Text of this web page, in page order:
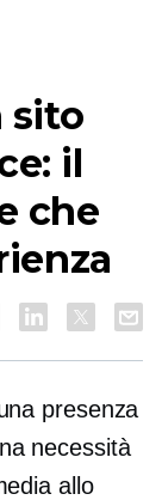
sito
il
che
presenza
necessità
allo